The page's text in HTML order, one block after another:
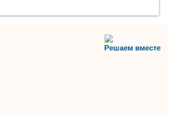
Решаем вместе